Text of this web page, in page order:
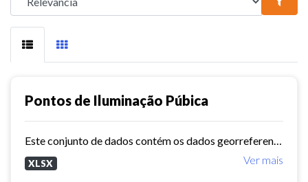
Pontos de Iluminação Púbica
Ver mais
XLSX